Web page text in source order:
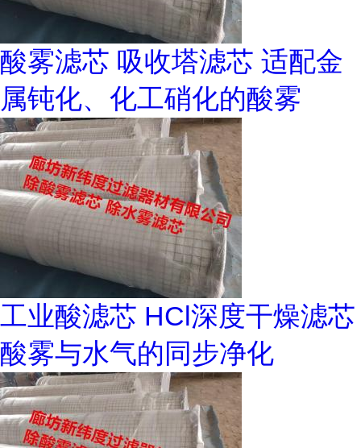
酸雾滤芯 吸收塔滤芯 适配金
属钝化、化工硝化的酸雾
工业酸滤芯 HCl深度干燥滤芯
酸雾与水气的同步净化